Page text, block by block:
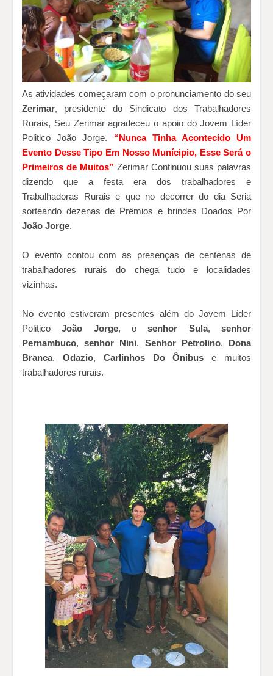
As atividades começaram com o pronunciamento do seu
Zerimar, presidente do Sindicato dos Trabalhadores
Rurais, Seu Zerimar agradeceu o apoio do Jovem Líder
Politico João Jorge. “Nunca Tinha Acontecido Um
Evento Desse Tipo Em Nosso Munícipio, Esse Será o
Primeiros de Muitos” Zerimar Continuou suas palavras
dizendo que a festa era dos trabalhadores e
Trabalhadoras Rurais e que no decorrer do dia Seria
sorteando dezenas de Prêmios e brindes Doados Por
João Jorge.
O evento contou com as presenças de centenas de
trabalhadores rurais do chega tudo e localidades
vizinhas.
No evento estiveram presentes além do Jovem Líder
PoliticoJoão Jorge, osenhor Sula,senhor
Pernambuco,senhor Nini. Senhor Petrolino, Dona
Branca, Odazio, Carlinhos Do Ônibus e muitos
trabalhadores rurais.